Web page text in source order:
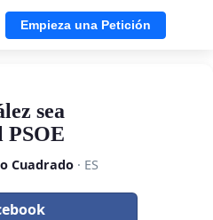
Empieza una Petición
sea
PSOE
Cuadrado· ES